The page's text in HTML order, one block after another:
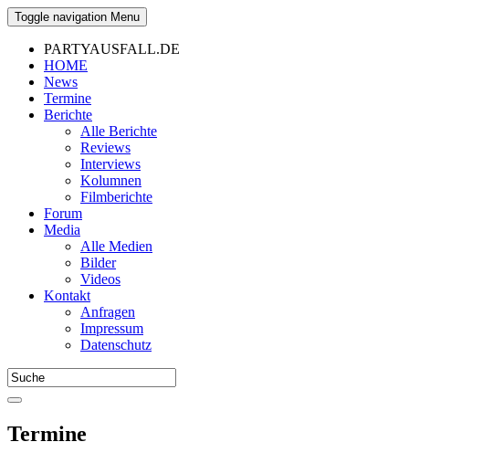
Toggle navigation Menu
PARTYAUSFALL.DE
HOME
News
Termine
Berichte
Alle Berichte
Reviews
Interviews
Kolumnen
Filmberichte
Forum
Media
Alle Medien
Bilder
Videos
Kontakt
Anfragen
Impressum
Datenschutz
Termine